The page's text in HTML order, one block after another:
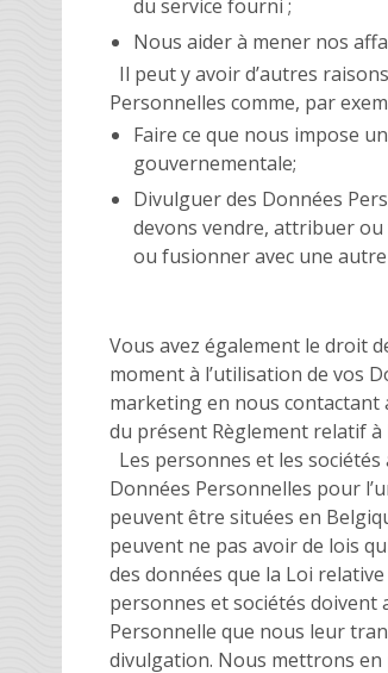
du service fourni ;
Nous aider à mener nos
Il peut y avoir d’autres
Personnelles comme, par
Faire ce que nous impose
gouvernementale;
Divulguer des Données
devons vendre, attribuer
ou fusionner avec une
Vous avez également le droit
moment à l’utilisation de vos
marketing en nous contactant
du présent Règlement relatif à
Les personnes et les
Données Personnelles pour
peuvent être situées en
peuvent ne pas avoir de lois
des données que la Loi relative
personnes et sociétés
Personnelle que nous leur
divulgation. Nous mettrons